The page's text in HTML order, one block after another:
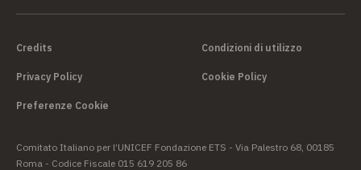
Credits Condizioni di utilizzo
Privacy Policy Cookie Policy
Preferenze Cookie
Comitato Italiano per l’UNICEF Fondazione ETS - Via Palestro 68, 00185
Roma - Codice Fiscale 015 619 205 86